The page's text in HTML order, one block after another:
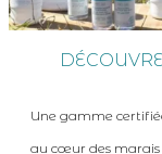
Une gamme
au cœur des marais